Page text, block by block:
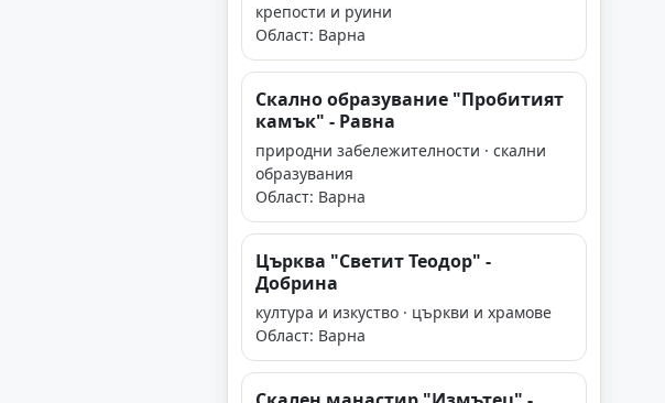
крепости и руини
Област: Варна
Скално образувание "Пробитият
камък" - Равна
природни забележителности · скални
образувания
Област: Варна
Църква "Светит Теодор" -
Добрина
култура и изкуство · църкви и храмове
Област: Варна